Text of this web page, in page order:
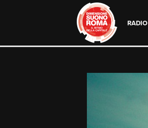
RADIO